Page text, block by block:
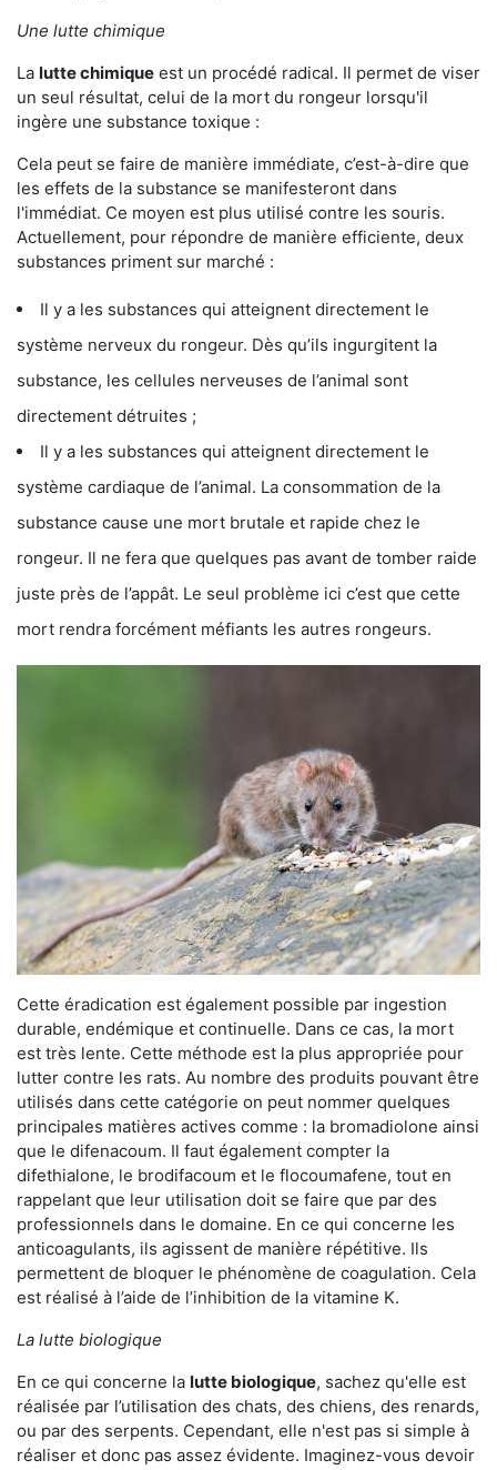
Une lutte chimique
La lutte chimique est un procédé radical. Il permet de viser
un seul résultat, celui de la mort du rongeur lorsqu'il
ingère une substance toxique :
Cela peut se faire de manière immédiate, c’est-à-dire que
les effets de la substance se manifesteront dans
l'immédiat. Ce moyen est plus utilisé contre les souris.
Actuellement, pour répondre de manière efficiente, deux
substances priment sur marché :
Il y a les substances qui atteignent directement le
système nerveux du rongeur. Dès qu’ils ingurgitent la
substance, les cellules nerveuses de l’animal sont
directement détruites ;
Il y a les substances qui atteignent directement le
système cardiaque de l’animal. La consommation de la
substance cause une mort brutale et rapide chez le
rongeur. Il ne fera que quelques pas avant de tomber raide
juste près de l’appât. Le seul problème ici c’est que cette
mort rendra forcément méfiants les autres rongeurs.
Cette éradication est également possible par ingestion
durable, endémique et continuelle. Dans ce cas, la mort
est très lente. Cette méthode est la plus appropriée pour
lutter contre les rats. Au nombre des produits pouvant être
utilisés dans cette catégorie on peut nommer quelques
principales matières actives comme : la bromadiolone ainsi
que le difenacoum. Il faut également compter la
difethialone, le brodifacoum et le flocoumafene, tout en
rappelant que leur utilisation doit se faire que par des
professionnels dans le domaine. En ce qui concerne les
anticoagulants, ils agissent de manière répétitive. Ils
permettent de bloquer le phénomène de coagulation. Cela
est réalisé à l’aide de l’inhibition de la vitamine K.
La lutte biologique
En ce qui concerne la lutte biologique, sachez qu'elle est
réalisée par l’utilisation des chats, des chiens, des renards,
ou par des serpents. Cependant, elle n'est pas si simple à
réaliser et donc pas assez évidente. Imaginez-vous devoir